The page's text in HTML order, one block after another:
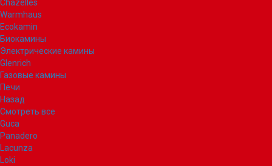
Chazelles
Warmhaus
Ecokamin
Биокамины
Электрические камины
Glenrich
Газовые камины
Печи
Назад
Смотреть все
Guca
Panadero
Lacunza
Loki